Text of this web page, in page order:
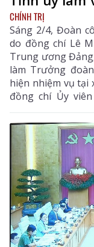
CHÍNH TRỊ
Sáng 2/4, Đoàn
do đồng chí Lê
Trung ương
làm Trưởng
hiện nhiệm vụ tại
đồng chí Ủy
lãnh đạo UBND
tỉnh, Ban Chỉ huy